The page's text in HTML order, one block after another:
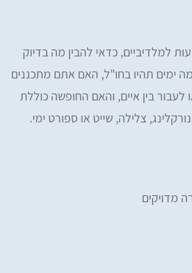
למלדיביים, כדאי להבין מה בדיוק
ימים תהיו בחו"ל, האם אתם מתכננים
בין איים, והאם החופשה כוללת
צלילה, שייט או ספורט ימי.
מדויקים